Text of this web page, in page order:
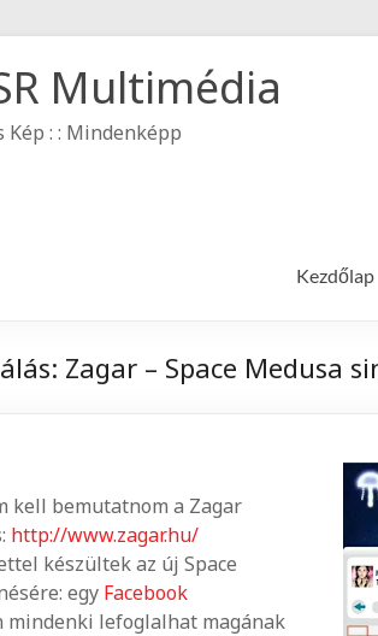
Multimédia
Kép : : Mindenképp
Kezdőlap
Zagar – Space Medusa
kell bemutatnom a Zagar
http://www.zagar.hu/
készültek az új Space
egy Facebook
mindenki lefoglalhat magának